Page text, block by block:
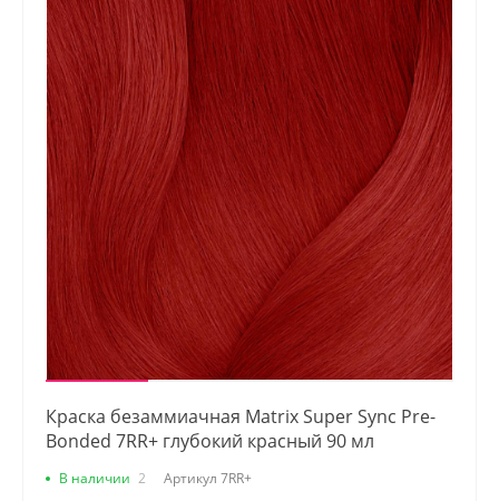
Краска безаммиачная Matrix Super Sync Pre-
Bonded 7RR+ глубокий красный 90 мл
В наличии 2 Артикул 7RR+